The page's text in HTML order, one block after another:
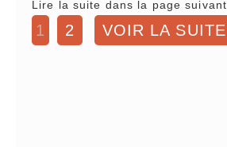
Lire la suite dans la page
1 2 VOIR LA SUITE